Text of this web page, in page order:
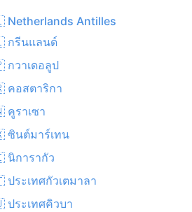
Antilles
รีนแลนด์
วาเดอลูป
อสตาริกา
ราเซา
นต์มาร์เทน
การากัว
ระเทศกัวเตมาลา
ระเทศคิวบา